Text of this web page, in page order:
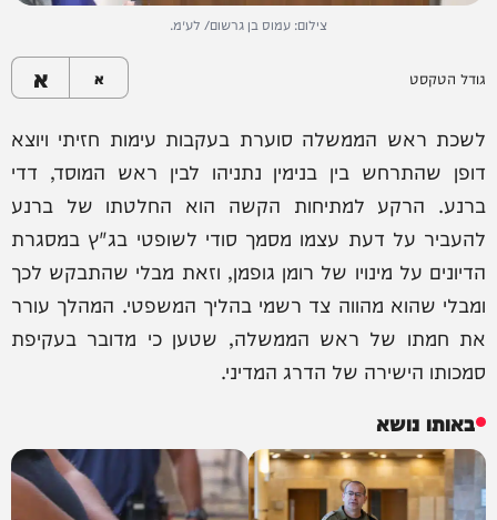
צילום: עמוס בן גרשום/ לע״מ.
גודל הטקסט א א
לשכת ראש הממשלה סוערת בעקבות עימות חזיתי ויוצא
דופן שהתרחש בין בנימין נתניהו לבין ראש המוסד, דדי
ברנע. הרקע למתיחות הקשה הוא החלטתו של ברנע
להעביר על דעת עצמו מסמך סודי לשופטי בג"ץ במסגרת
הדיונים על מינויו של רומן גופמן, וזאת מבלי שהתבקש לכך
ומבלי שהוא מהווה צד רשמי בהליך המשפטי. המהלך עורר
את חמתו של ראש הממשלה, שטען כי מדובר בעקיפת
סמכותו הישירה של הדרג המדיני.
באותו נושא